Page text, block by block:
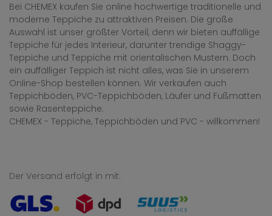
Bei CHEMEX kaufen Sie online hochwertige traditionelle und
moderne Teppiche zu attraktiven Preisen. Die große
Auswahl ist unser größter Vorteil, denn wir bieten auffällige
Teppiche für jedes Interieur, darunter trendige Shaggy-
Teppiche und Teppiche mit orientalischen Mustern. Doch
ein auffälliger Teppich ist nicht alles, was Sie in unserem
Online-Shop bestellen können. Wir verkaufen auch
Teppichböden, PVC-Teppichböden, Läufer und Fußmatten
sowie Rasenteppiche.
CHEMEX - Teppiche, Teppichböden und PVC - willkommen!
Der Versand erfolgt in mit: